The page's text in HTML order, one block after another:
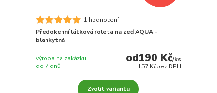
1 hodnocení
Předokenní látková roleta na zeď AQUA -
blankytná
190 Kč/ks
157 Kčbez DPH
výroba na zakázku
do 7 dnů
Zvolit variantu